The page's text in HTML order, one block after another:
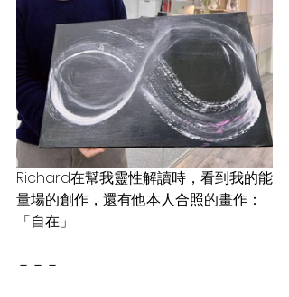
Richard在幫我靈性解讀時，看到我的能
量場的創作，還有他本人合照的畫作：
「自在」
－－－